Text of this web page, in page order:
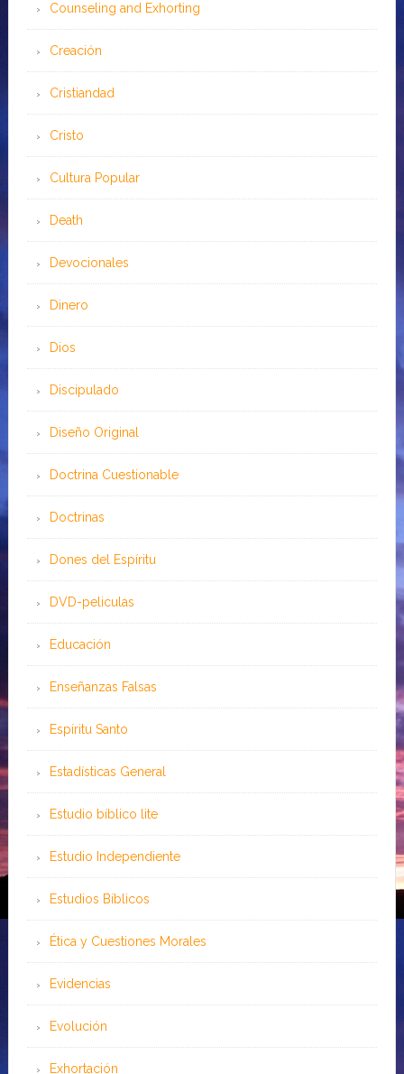
Counseling and Exhorting
Creación
Cristiandad
Cristo
Cultura Popular
Death
Devocionales
Dinero
Dios
Discipulado
Diseño Original
Doctrina Cuestionable
Doctrinas
Dones del Espíritu
DVD-peliculas
Educación
Enseñanzas Falsas
Espíritu Santo
Estadísticas General
Estudio bíblico lite
Estudio Independiente
Estudios Bíblicos
Ética y Cuestiones Morales
Evidencias
Evolución
Exhortación